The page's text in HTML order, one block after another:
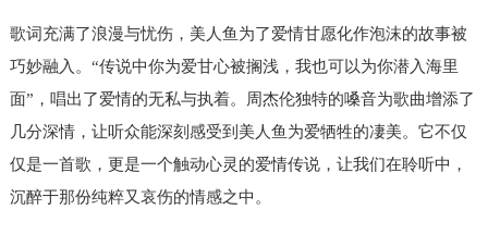
歌词充满了浪漫与忧伤，美人鱼为了爱情甘愿化作泡沫的故事被
巧妙融入。“传说中你为爱甘心被搁浅，我也可以为你潜入海里
面”，唱出了爱情的无私与执着。周杰伦独特的嗓音为歌曲增添了
几分深情，让听众能深刻感受到美人鱼为爱牺牲的凄美。它不仅
仅是一首歌，更是一个触动心灵的爱情传说，让我们在聆听中，
沉醉于那份纯粹又哀伤的情感之中。